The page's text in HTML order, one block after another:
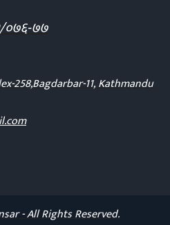
०७६-७७
258,Bagdarbar-11, Kathmandu
- All Rights Reserved.